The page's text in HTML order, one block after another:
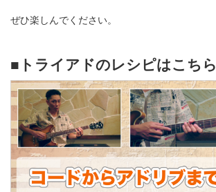
ぜひ楽しんでください。
■トライアドのレシピはこちら